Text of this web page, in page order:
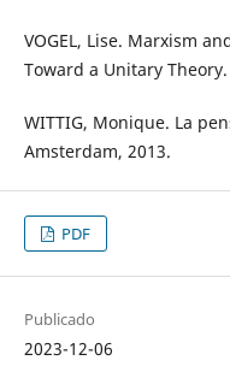
VOGEL, Lise. Marxism
Toward a Unitary
WITTIG, Monique. La
Amsterdam, 2013.
PDF
Publicado
2023-12-06